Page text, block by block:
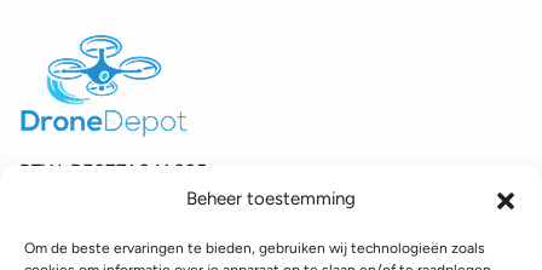
Beheer toestemming
Om de beste ervaringen te bieden, gebruiken wij technologieën zoals
BTW: BE0771.941.935
© 2025 DroneDepot. Alle rechten voorbehouden.
RecyclagebijdrageRetourbeleidBetaalinformatie